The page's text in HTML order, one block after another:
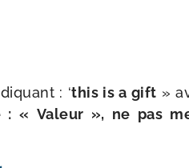
: ‘this is a gift »
: « Valeur », ne pas